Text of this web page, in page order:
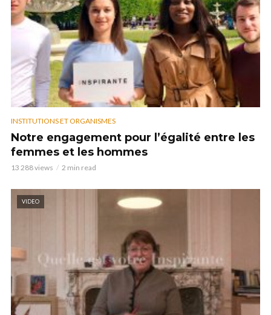
INSTITUTIONS ET ORGANISMES
Notre engagement pour l’égalité entre les
femmes et les hommes
13 288 views 2 min read
VIDEO